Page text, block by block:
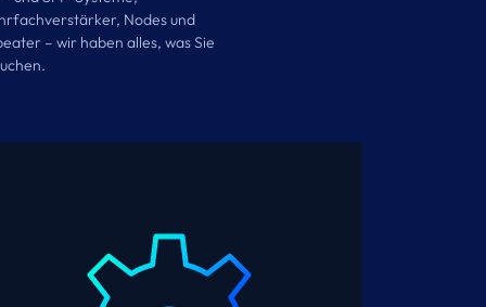
Nodes und
– wir haben alles, was Sie